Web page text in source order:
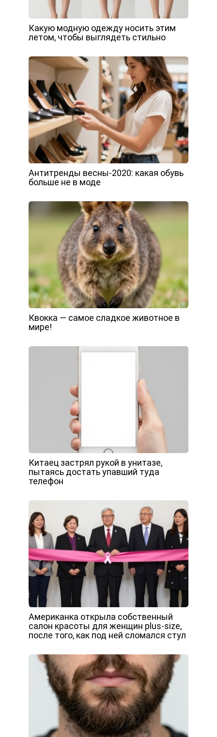
Какую модную одежду носить этим
летом, чтобы выглядеть стильно
Антитренды весны-2020: какая обувь
больше не в моде
Квокка — самое сладкое животное в
мире!
Китаец застрял рукой в унитазе,
пытаясь достать упавший туда
телефон
Американка открыла собственный
салон красоты для женщин plus-size,
после того, как под ней сломался стул